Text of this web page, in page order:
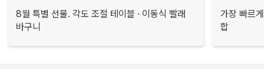
8월 특별 선물. 각도 조절 테이블 · 이동식 빨래
바구니
가장 빠르
합